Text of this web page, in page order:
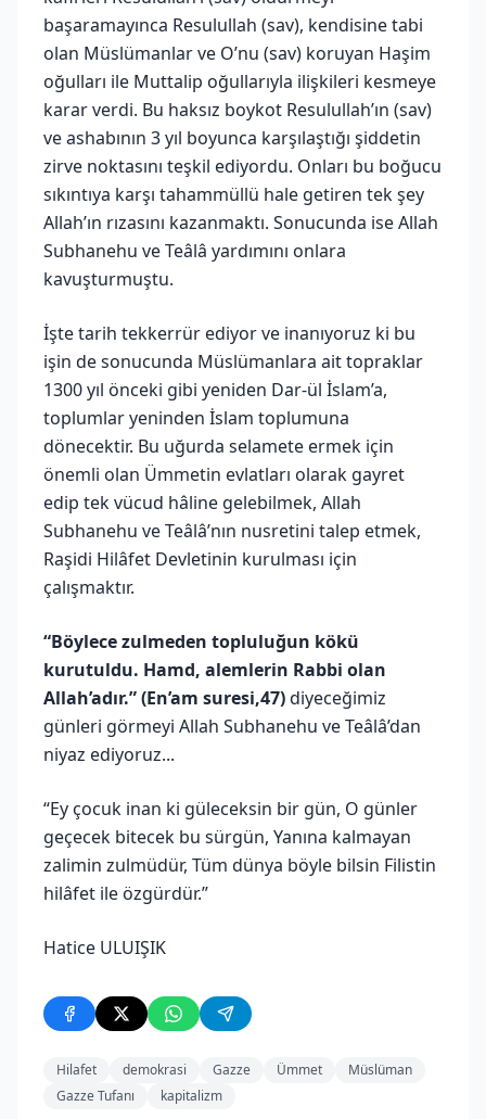
başaramayınca Resulullah (sav), kendisine tabi
olan Müslümanlar ve O’nu (sav) koruyan Haşim
oğulları ile Muttalip oğullarıyla ilişkileri kesmeye
karar verdi. Bu haksız boykot Resulullah’ın (sav)
ve ashabının 3 yıl boyunca karşılaştığı şiddetin
zirve noktasını teşkil ediyordu. Onları bu boğucu
sıkıntıya karşı tahammüllü hale getiren tek şey
Allah’ın rızasını kazanmaktı. Sonucunda ise Allah
Subhanehu ve Teâlâ yardımını onlara
kavuşturmuştu.
İşte tarih tekkerrür ediyor ve inanıyoruz ki bu
işin de sonucunda Müslümanlara ait topraklar
1300 yıl önceki gibi yeniden Dar-ül İslam’a,
toplumlar yeninden İslam toplumuna
dönecektir. Bu uğurda selamete ermek için
önemli olan Ümmetin evlatları olarak gayret
edip tek vücud hâline gelebilmek, Allah
Subhanehu ve Teâlâ’nın nusretini talep etmek,
Raşidi Hilâfet Devletinin kurulması için
çalışmaktır.
“Böylece zulmeden topluluğun kökü
kurutuldu. Hamd, alemlerin Rabbi olan
Allah’adır.” (En’am suresi,47)diyeceğimiz
günleri görmeyi Allah Subhanehu ve Teâlâ’dan
niyaz ediyoruz...
“Ey çocuk inan ki güleceksin bir gün, O günler
geçecek bitecek bu sürgün, Yanına kalmayan
zalimin zulmüdür, Tüm dünya böyle bilsin Filistin
hilâfet ile özgürdür.”
Hatice ULUIŞIK
Hilafet demokrasi Gazze Ümmet
Müslüman
Gazze Tufanı
kapitalizm